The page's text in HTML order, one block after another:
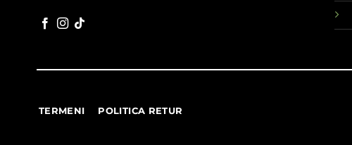
TERMENI POLITICA RETUR